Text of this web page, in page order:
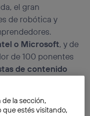
el gran
de robótica y
o Microsoft, y de
de 100 ponentes
de contenido
. Y en esta línea
la sección,
estés visitando,